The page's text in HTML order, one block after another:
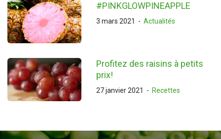
#PINKGLOWPINEAPPLE
3 mars 2021 - Actualités
Profitez des raisins à petits
prix!
27 janvier 2021 - Recettes